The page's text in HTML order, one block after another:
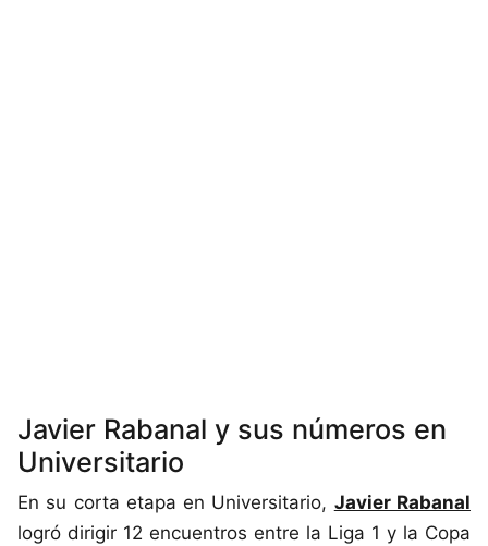
Javier Rabanal y sus números en
Universitario
En su corta etapa en Universitario, Javier Rabanal
logró dirigir 12 encuentros entre la Liga 1 y la Copa